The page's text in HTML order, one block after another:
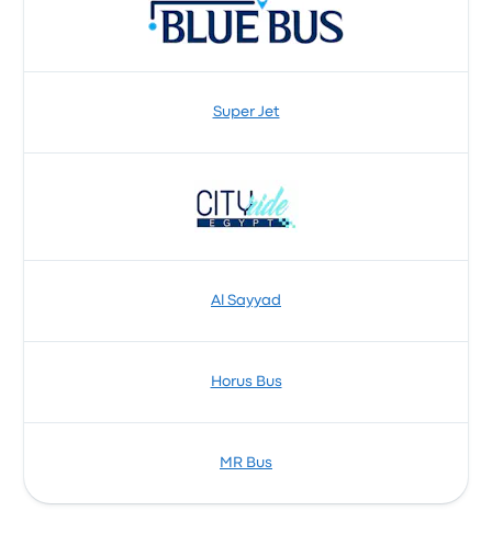
Super Jet
Al Sayyad
Horus Bus
MR Bus